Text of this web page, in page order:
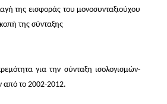
της εισφοράς του μονοσυνταξιούχου
της σύνταξης
για την σύνταξη ισολογισμών-
από το 2002-2012.